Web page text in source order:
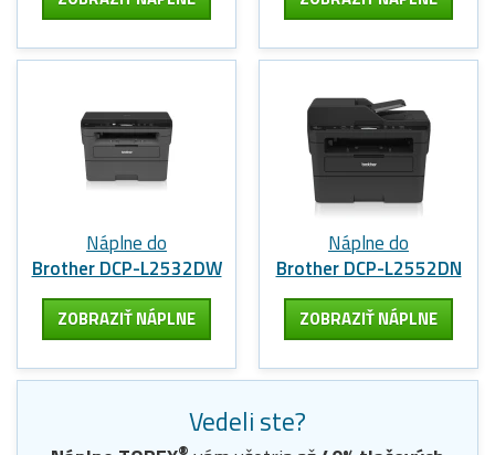
Náplne do
Brother DCP-L2532DW
ZOBRAZIŤ NÁPLNE
Náplne do
Brother DCP-L2552DN
ZOBRAZIŤ NÁPLNE
Vedeli ste?